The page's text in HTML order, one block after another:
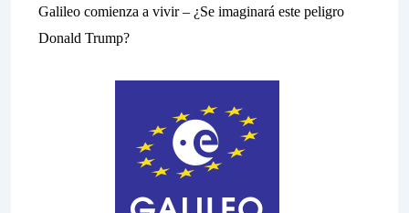
Galileo comienza a vivir – ¿Se imaginará este peligro
Donald Trump?